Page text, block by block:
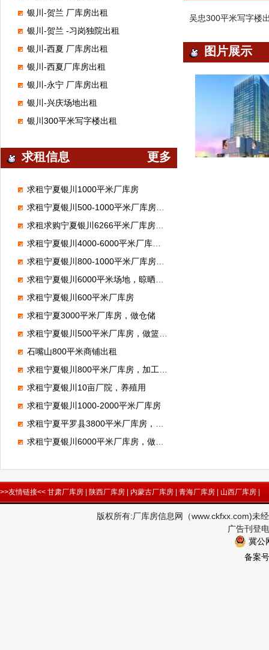
银川-贺兰 厂库房出租
银川-贺兰 -习岗独院出租
银川-西夏 厂库房出租
银川-西夏厂库房出租
银川-永宁 厂库房出租
银川-兴庆场地出租
银川300平米写字楼出租
求租信息 更多
求租宁夏银川1000平米厂库房
求租宁夏银川500-1000平米厂库房，做汽修厂
求租求购宁夏银川6266平米厂库房，做体育馆
求租宁夏银川4000-6000平米厂库房，做混泥土制品
求租宁夏银川800-1000平米厂库房，做化工离心泵维修
求租宁夏银川6000平米场地，晾晒饲料
求租宁夏银川600平米厂库房
求租宁夏3000平米厂库房，做仓储
求租宁夏银川500平米厂库房，做篮球馆
石嘴山800平米商铺出租
求租宁夏银川800平米厂库房，加工豆腐
求租宁夏银川10亩厂院，养殖用
求租宁夏银川1000-2000平米厂库房
求租宁夏平罗县3800平米厂库房，做仓储
求租宁夏银川6000平米厂库房，做钢结构
吴忠300平米写字楼
图片展示
>>友情链接<< 甘肃厂库房 | 陕西厂库房 | 内蒙古厂库房 | 青海厂库房 | 山西厂库房 |
版权所有:厂库房信息网（www.ckfxx.com)未
广告刊登
冀公
备案